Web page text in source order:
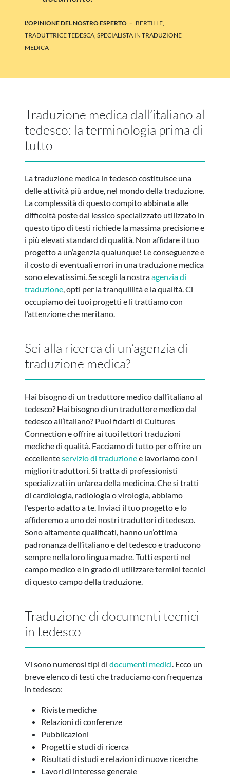
L'OPINIONE DEL NOSTRO ESPERTO - BERTILLE,
TRADUTTRICE TEDESCA, SPECIALISTA IN TRADUZIONE
MEDICA
Traduzione medica dall’italiano al
tedesco: la terminologia prima di
tutto
La traduzione medica in tedesco costituisce una
delle attività più ardue, nel mondo della traduzione.
La complessità di questo compito abbinata alle
difficoltà poste dal lessico specializzato utilizzato in
questo tipo di testi richiede la massima precisione e
i più elevati standard di qualità. Non affidare il tuo
progetto a un’agenzia qualunque! Le conseguenze e
il costo di eventuali errori in una traduzione medica
sono elevatissimi. Se scegli la nostraagenzia di
traduzione , opti per la tranquillità e la qualità. Ci
occupiamo dei tuoi progetti e li trattiamo con
l’attenzione che meritano.
Sei alla ricerca di un’agenzia di
traduzione medica?
Hai bisogno di un traduttore medico dall’italiano al
tedesco? Hai bisogno di un traduttore medico dal
tedesco all’italiano? Puoi fidarti di Cultures
Connection e offrire ai tuoi lettori traduzioni
mediche di qualità. Facciamo di tutto per offrire un
eccellenteservizio di traduzionee lavoriamo con i
migliori traduttori. Si tratta di professionisti
specializzati in un’area della medicina. Che si tratti
di cardiologia, radiologia o virologia, abbiamo
l’esperto adatto a te. Inviaci il tuo progetto e lo
affideremo a uno dei nostri traduttori di tedesco.
Sono altamente qualificati, hanno un’ottima
padronanza dell’italiano e del tedesco e traducono
sempre nella loro lingua madre. Tutti esperti nel
campo medico e in grado di utilizzare termini tecnici
di questo campo della traduzione.
Traduzione di documenti tecnici
in tedesco
Vi sono numerosi tipi di documenti medici. Ecco un
breve elenco di testi che traduciamo con frequenza
in tedesco:
Riviste mediche
Relazioni di conferenze
Pubblicazioni
Progetti e studi di ricerca
Risultati di studi e relazioni di nuove ricerche
Lavori di interesse generale